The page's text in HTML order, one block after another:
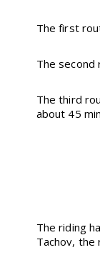
The first
The second
The third
about 45
The riding
Tachov, the